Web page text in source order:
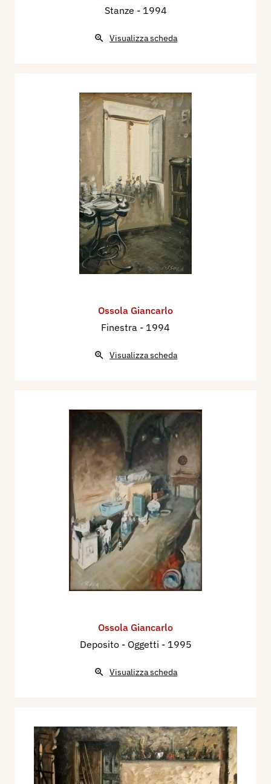
Stanze - 1994
Visualizza scheda
Ossola Giancarlo
Finestra - 1994
Visualizza scheda
Ossola Giancarlo
Deposito - Oggetti - 1995
Visualizza scheda